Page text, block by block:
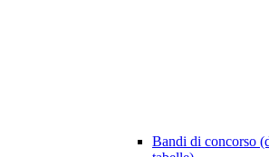
Bandi di concorso